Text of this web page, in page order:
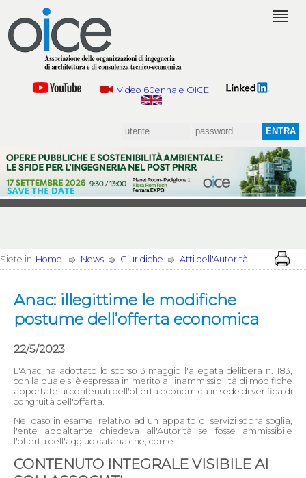
Video 60ennale OICE
Siete in Home News Giuridiche Atti dell'Autorità
Anac: illegittime le modifiche
postume dell’offerta economica
22/5/2023
L'Anac ha adottato lo scorso 3 maggio l'allegata delibera n. 183,
con la quale si è espressa in merito all'inammissibilità di modifiche
apportate ai contenuti dell'offerta economica in sede di verifica di
congruità dell'offerta.
Nel caso in esame, relativo ad un appalto di servizi sopra soglia,
l'ente appaltante chiedeva all'Autorità se fosse ammissibile
l'offerta dell'aggiudicataria che, come...
CONTENUTO INTEGRALE VISIBILE AI